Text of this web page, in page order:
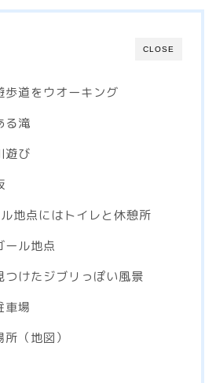
CLOSE
歩道をウオーキング
る滝
遊び
地点にはトイレと休憩所
ール地点
つけたジブリっぽい風景
車場
（地図）